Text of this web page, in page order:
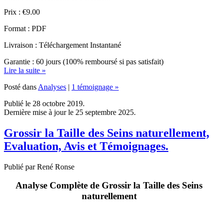
Format : PDF
Livraison : Téléchargement Instantané
Garantie : 60 jours (100% remboursé si pas satisfait)
Posté dansAnalyses
Publié le 28 octobre 2019.
Grossir la Taille des Seins naturellement,
Evaluation, Avis et Témoignages.
Publié par René Ronse
Analyse Complète de Grossir la Taille des Seins
naturellement